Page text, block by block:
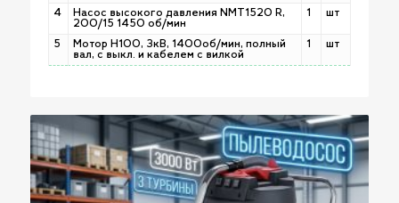
4
Насос высокого давления NMT1520 R,
200/15 1450 об/мин
1 шт
5
Мотор Н100, 3кВ, 1400об/мин, полный
вал, с выкл. и кабелем с вилкой
1 шт